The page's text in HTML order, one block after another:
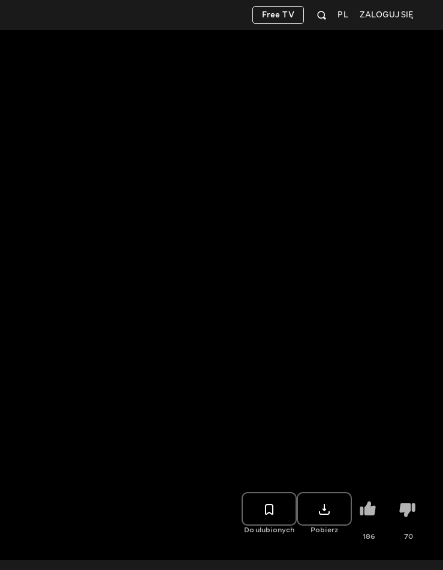
ZALOGUJ SIĘ
PL
Free TV
Do ulubionych Pobierz
186 70